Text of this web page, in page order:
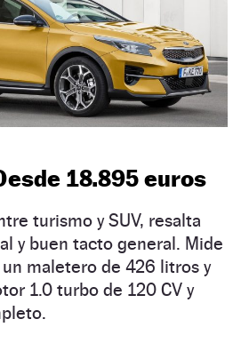
18.895 euros
turismo y SUV, resalta
y buen tacto general. Mide
maletero de 426 litros y
1.0 turbo de 120 CV y